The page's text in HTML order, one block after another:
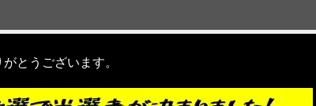
とうございます。